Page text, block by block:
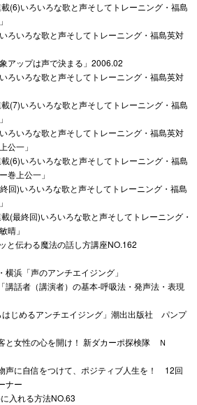
(6)いろいろな歌と声そしてトレーニング・福島
ろいろな歌と声そしてトレーニング・福島英対
アップは声で決まる」2006.02
ろいろな歌と声そしてトレーニング・福島英対
(7)いろいろな歌と声そしてトレーニング・福島
ろいろな歌と声そしてトレーニング・福島英対
公一」
(6)いろいろな歌と声そしてトレーニング・福島
巻上公一」
回)いろいろな歌と声そしてトレーニング・福島
(最終回)いろいろな歌と声そしてトレーニング・
晴」
と伝わる魔法の話し方講座NO.162
浜「声のアンチエイジング」
講話者（講演者）の基本-呼吸法・発声法・表現
じめるアンチエイジング」潮出出版社 パンプ
と女性の心を開け！ 新ダカーポ探検隊 Ｎ
声に自信をつけて、ポジティブ人生を！ 12回
ナー
入れる方法NO.63